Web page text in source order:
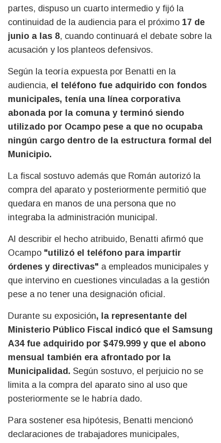
partes, dispuso un cuarto intermedio y fijó la
continuidad de la audiencia para el próximo 17 de
junio a las 8, cuando continuará el debate sobre la
acusación y los planteos defensivos.
Según la teoría expuesta por Benatti en la
audiencia, el teléfono fue adquirido con fondos
municipales, tenía una línea corporativa
abonada por la comuna y terminó siendo
utilizado por Ocampo pese a que no ocupaba
ningún cargo dentro de la estructura formal del
Municipio.
La fiscal sostuvo además que Román autorizó la
compra del aparato y posteriormente permitió que
quedara en manos de una persona que no
integraba la administración municipal.
Al describir el hecho atribuido, Benatti afirmó que
Ocampo "utilizó el teléfono para impartir
órdenes y directivas" a empleados municipales y
que intervino en cuestiones vinculadas a la gestión
pese a no tener una designación oficial.
Durante su exposición, la representante del
Ministerio Público Fiscal indicó que el Samsung
A34 fue adquirido por $479.999 y que el abono
mensual también era afrontado por la
Municipalidad. Según sostuvo, el perjuicio no se
limita a la compra del aparato sino al uso que
posteriormente se le habría dado.
Para sostener esa hipótesis, Benatti mencionó
declaraciones de trabajadores municipales,